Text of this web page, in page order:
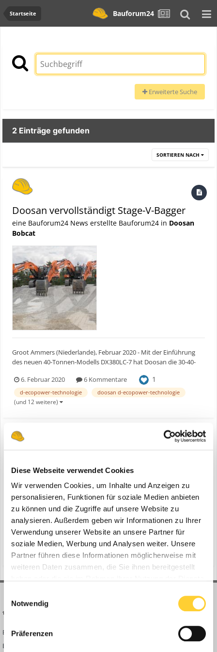
Diese Webseite verwendet Cookies
Wir verwenden Cookies, um Inhalte und Anzeigen zu
personalisieren, Funktionen für soziale Medien anbieten
zu können und die Zugriffe auf unsere Website zu
analysieren. Außerdem geben wir Informationen zu Ihrer
Verwendung unserer Website an unsere Partner für
soziale Medien, Werbung und Analysen weiter. Unsere
Partner führen diese Informationen möglicherweise mit
weiteren Daten zusammen, die Sie ihnen bereitgestellt
Notwendig
Präferenzen
Startseite Bauforum24
Erweiterte Suche
2 Einträge gefunden
SORTIEREN NACH
Doosan vervollständigt Stage-V-Bagger
eine Bauforum24 News erstellte Bauforum24 in Doosan
Bobcat
Groot Ammers (Niederlande), Februar 2020 - Mit der Einführung
des neuen 40-Tonnen-Modells DX380LC-7 hat Doosan die 30-40-
vervollständigt. Zusammen mit den neuen Modellen DX300LC-7
(30 Tonnen) und DX350LC-7 (36 Tonnen) der Stufe V bietet der
DX380LC-...
6. Februar 2020 6 Kommentare 1
d-ecopower-technologie doosan d-ecopower-technologie
(und 12 weitere)
ein Thema erstellte Bauforum24 inNews aus der
Baumaschinen Industrie
Groot Ammers (Niederlande), Februar 2020 - Mit der Einführung
des neuen 40-Tonnen-Modells DX380LC-7 hat Doosan die 30-40-
Tonnen-Familie der Stage-V-Bagger des Unternehmens
vervollständigt. Zusammen mit den neuen Modellen DX300LC-7
(30 Tonnen) und DX350LC-7 (36 Tonnen) der Stufe V bietet der
DX380LC-...
6. Februar 2020 6 Antworten
d-ecopower-technologie doosan d-ecopower-technologie
Bauforum24 News
Bauforum24 TV